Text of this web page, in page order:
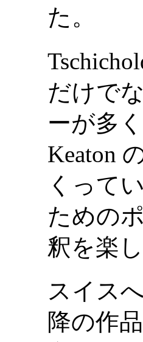
た。
だけで
ーが多
Keaton
くって
ための
釈を楽
スイス
降の作